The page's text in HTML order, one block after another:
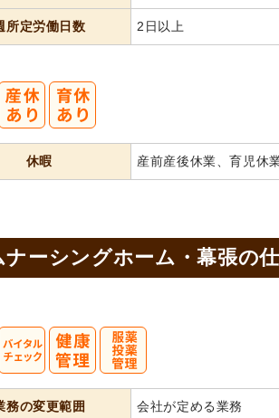
所定労働日数 2日以上
休暇 産前産後休業、育児休
ーシングホーム・幕張の
務の変更範囲 会社が定める業務